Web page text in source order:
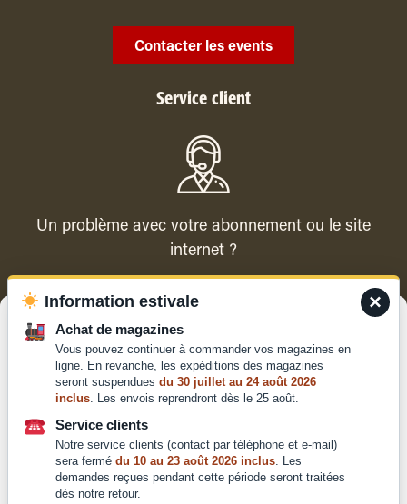
Pour offrir les meilleures expériences, nous utilisons des technologies
telles que les cookies pour stocker et/ou accéder aux informations des
appareils. Le fait de consentir à ces technologies nous permettra de
traiter des données telles que le comportement de navigation ou les ID
uniques sur ce site. Le fait de ne pas consentir ou de retirer son
consentement peut avoir un effet négatif sur certaines caractéristiques
et fonctions.
Contacter les events
Service client
Un problème avec votre abonnement ou le site
internet ?
Contacter le service client
Mentions légales
Conditions générales de
vente et d'utilisation
×
Information estivale
Achat de magazines
Vous pouvez continuer à commander vos magazines en
ligne. En revanche, les expéditions des magazines
seront suspendues du 30 juillet au 24 août 2026
inclus. Les envois reprendront dès le 25 août.
Service clients
Notre service clients (contact par téléphone et e-mail)
sera fermé du 10 au 23 août 2026 inclus. Les
demandes reçues pendant cette période seront traitées
dès notre retour.